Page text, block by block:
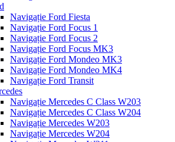
Navigație Ford Fiesta
Navigație Ford Focus 1
Navigație Ford Focus 2
Navigație Ford Focus MK3
Navigație Ford Mondeo MK3
Navigație Ford Mondeo MK4
Navigație Ford Transit
Navigație Mercedes C Class W203
Navigație Mercedes C Class W204
Navigație Mercedes W203
Navigație Mercedes W204